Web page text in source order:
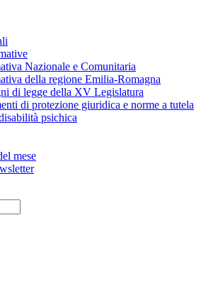
Nazionale e Comunitaria
della regione Emilia-Romagna
di legge della XV Legislatura
di protezione giuridica e norme a tutela
psichica
mese